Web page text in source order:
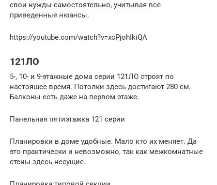
свои нужды самостоятельно, учитывая все
приведенные нюансы.
https://youtube.com/watch?v=xcPjohIkiQA
121ЛО
5-, 10- и 9-этажные дома серии 121ЛО строят по
настоящее время. Потолки здесь достигают 280 см.
Балконы есть даже на первом этаже.
Панельная пятиэтажка 121 серии
Планировки в доме удобные. Мало кто их меняет. Да
это практически и невозможно, так как межкомнатные
стены здесь несущие.